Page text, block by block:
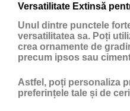
Versatilitate Extinsă
Unul dintre punctele
versatilitatea sa. Poți
crea ornamente de
precum ipsos sau
Astfel, poți personaliza
preferințele tale și de